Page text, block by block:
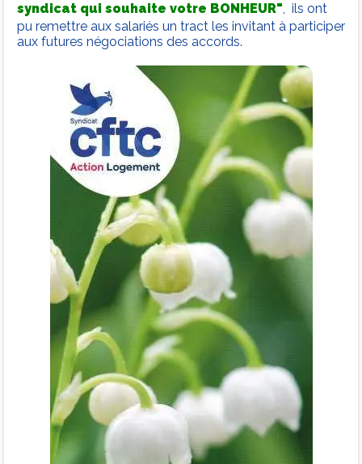
syndicat qui souhaite votre BONHEUR", ils ont
pu remettre aux salariés un tract les invitant à participer
aux futures négociations des accords.